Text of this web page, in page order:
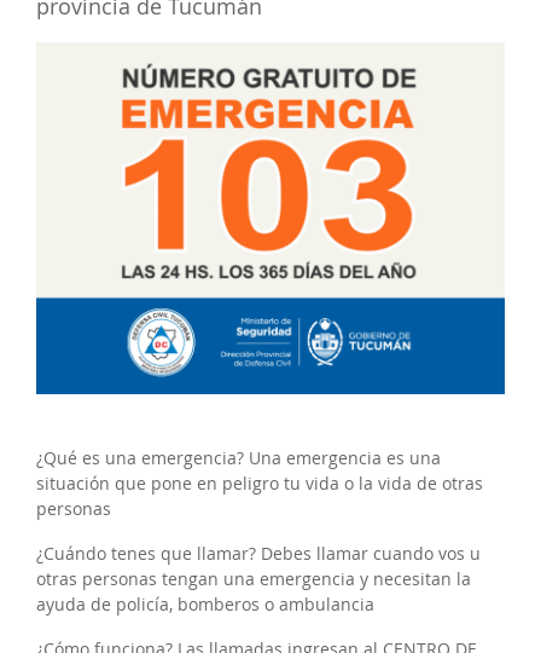
provincia de Tucumán
¿Qué es una emergencia? Una emergencia es una
situación que pone en peligro tu vida o la vida de otras
personas
¿Cuándo tenes que llamar? Debes llamar cuando vos u
otras personas tengan una emergencia y necesitan la
ayuda de policía, bomberos o ambulancia